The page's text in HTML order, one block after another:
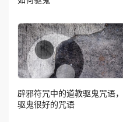
辟邪符咒中的道教驱鬼咒语，
驱鬼很好的咒语